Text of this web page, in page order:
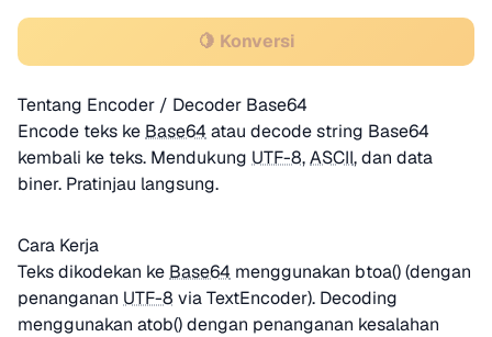
🍋 Konversi
Tentang Encoder / Decoder Base64
Encode teks ke Base64 atau decode string Base64
kembali ke teks. Mendukung UTF-8,ASCII, dan data
biner. Pratinjau langsung.
Cara Kerja
Teks dikodekan ke Base64 menggunakan btoa() (dengan
penanganan UTF-8 via TextEncoder). Decoding
menggunakan atob() dengan penanganan kesalahan